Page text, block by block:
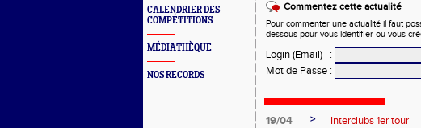
CALENDRIER DES
COMPÉTITIONS
MÉDIATHÈQUE
NOS RECORDS
Commentez cette actualité
Pour commenter une actualité il faut
dessous pour vous identifier ou vous
Login (Email)
:
Mot de Passe :
19/04 >
Interclubs 1er tour